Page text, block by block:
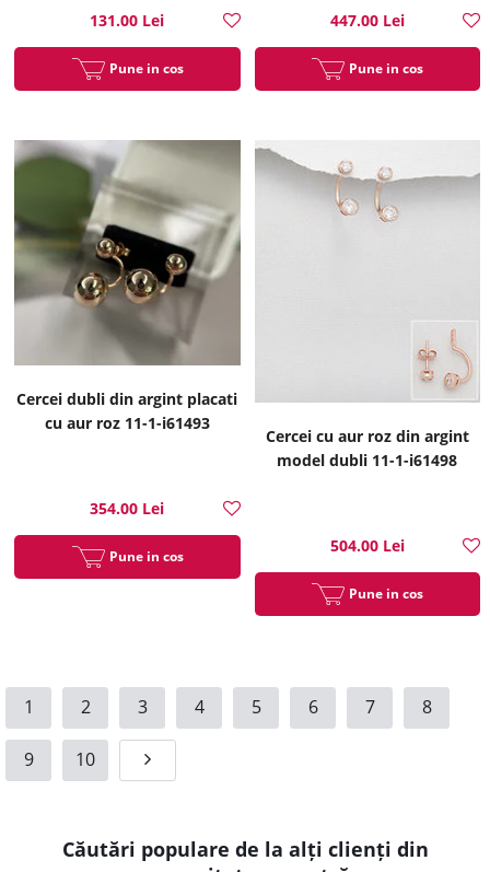
131.00 Lei
Pune in cos
447.00 Lei
Pune in cos
Cercei dubli din argint placati
cu aur roz 11-1-i61493
354.00 Lei
Pune in cos
Cercei cu aur roz din argint
model dubli 11-1-i61498
504.00 Lei
Pune in cos
1 2 3 4 5 6 7 8
9 10
Căutări populare de la alți clienți din